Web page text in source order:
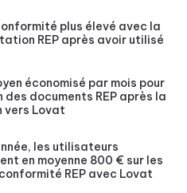
plus élevé avec la
REP après avoir utilisé
économisé par mois pour
des documents REP après la
vers Lovat
les utilisateurs
en moyenne 800 € sur les
REP avec Lovat